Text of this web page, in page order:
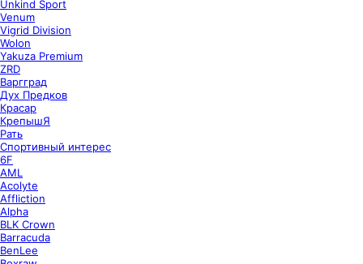
Unkind Sport
Venum
Vigrid Division
Wolon
Yakuza Premium
ZRD
Варгград
Дух Предков
Красар
КрепышЯ
Рать
Спортивный интерес
6F
AML
Acolyte
Affliction
Alpha
BLK Crown
Barracuda
BenLee